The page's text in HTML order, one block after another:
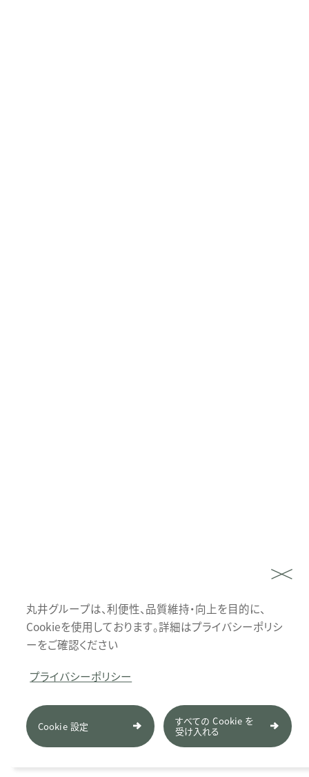
丸井グループは、利便性、品質維持・向上を目的に、
Cookieを使用しております。詳細はプライバシーポリシ
ーをご確認ください
プライバシーポリシー
Cookie 設定 すべての Cookie を
受け入れる